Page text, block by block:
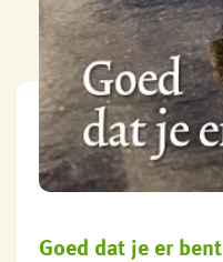
Goed dat je er bent